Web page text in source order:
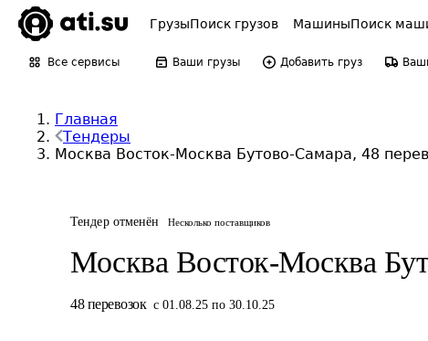
ГрузыПоиск грузов МашиныПоиск
Все сервисы Ваши грузы Добавить груз
Главная
Тендеры
Москва Восток-Москва Бутово-Самара, 48
Тендер отменён Несколько поставщиков
Москва Восток-Москва
48 перевозок с 01.08.25 по 30.10.25